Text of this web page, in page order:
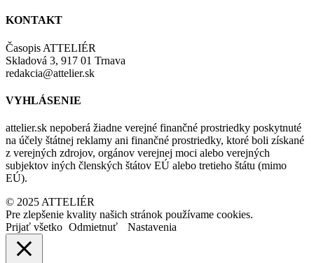
KONTAKT
Časopis ATTELIÉR
Skladová 3, 917 01 Trnava
redakcia@attelier.sk
VYHLÁSENIE
attelier.sk nepoberá žiadne verejné finančné prostriedky poskytnuté
na účely štátnej reklamy ani finančné prostriedky, ktoré boli získané
z verejných zdrojov, orgánov verejnej moci alebo verejných
subjektov iných členských štátov EÚ alebo tretieho štátu (mimo
EÚ).
© 2025 ATTELIÉR
Pre zlepšenie kvality našich stránok používame cookies.
Prijať všetko Odmietnuť Nastavenia